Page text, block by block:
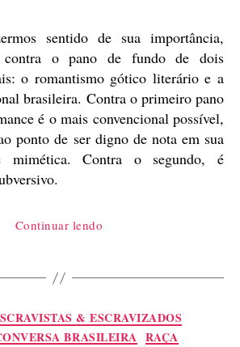
sentido de sua importância,
o pano de fundo de dois
o romantismo gótico literário e a
brasileira. Contra o primeiro pano
é o mais convencional possível,
ponto de ser digno de nota em sua
mimética. Contra o segundo, é
Continuar lendo
Firmina
Reis”
Categorias
& ESCRAVIZADOS
BRASILEIRA RAÇA